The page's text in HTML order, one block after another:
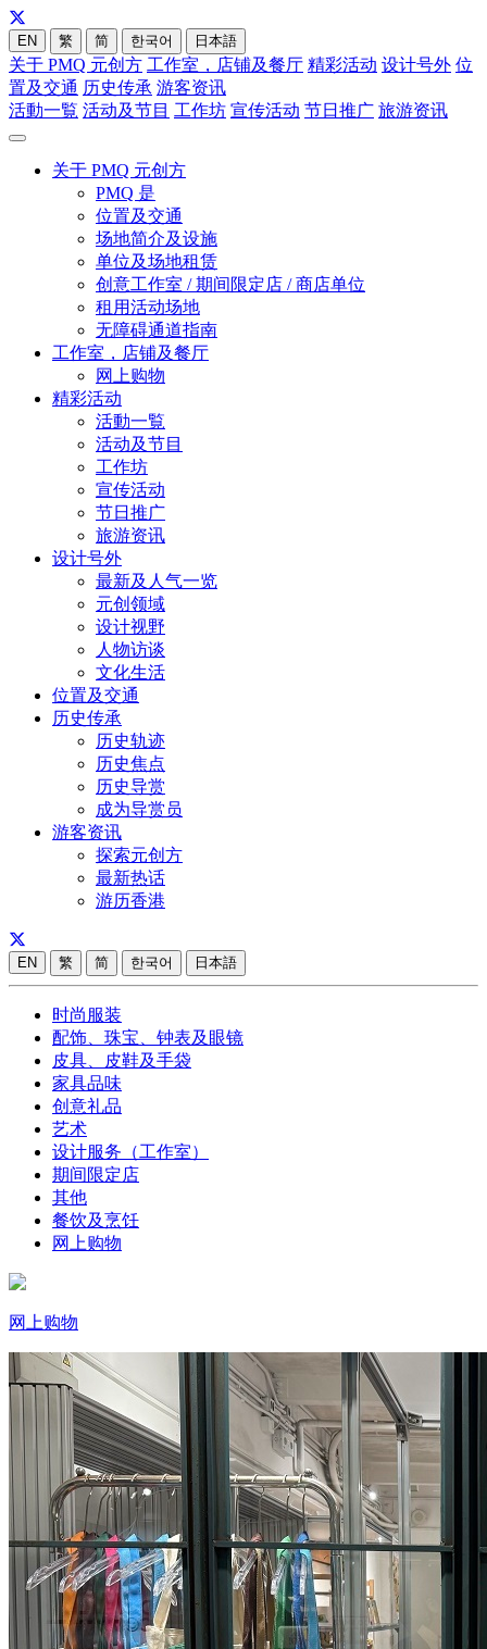
EN 繁 简 한국어 日本語
关于 PMQ 元创方 工作室，店铺及餐厅 精彩活动 设计号外 位
置及交通 历史传承 游客资讯
活動一覧 活动及节目 工作坊 宣传活动 节日推广 旅游资讯
关于 PMQ 元创方
PMQ 是
位置及交通
场地简介及设施
单位及场地租赁
创意工作室 / 期间限定店 / 商店单位
租用活动场地
无障碍通道指南
工作室，店铺及餐厅
网上购物
精彩活动
活動一覧
活动及节目
工作坊
宣传活动
节日推广
旅游资讯
设计号外
最新及人气一览
元创领域
设计视野
人物访谈
文化生活
位置及交通
历史传承
历史轨迹
历史焦点
历史导赏
成为导赏员
游客资讯
探索元创方
最新热话
游历香港
EN 繁 简 한국어 日本語
时尚服装
配饰、珠宝、钟表及眼镜
皮具、皮鞋及手袋
家具品味
创意礼品
艺术
设计服务（工作室）
期间限定店
其他
餐饮及烹饪
网上购物
网上购物